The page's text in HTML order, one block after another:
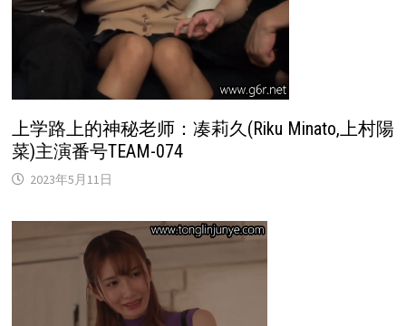
上学路上的神秘老师：凑莉久(Riku Minato,上村陽
菜)主演番号TEAM-074
2023年5月11日